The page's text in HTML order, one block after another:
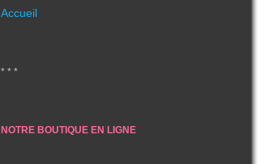
Accueil
* * *
NOTRE BOUTIQUE EN LIGNE